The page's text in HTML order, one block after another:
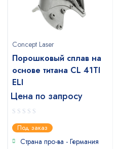
Concept Laser
Порошковый сплав на
основе титана CL 41TI
ELI
Цена по запросу
0
out
of
Под заказ
Страна про-ва - Германия